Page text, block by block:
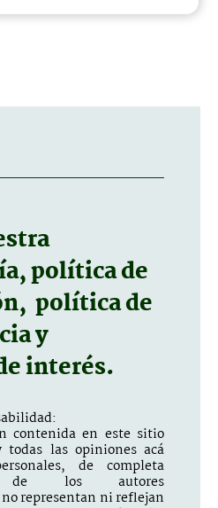
política de
política de
y
interés.
contenida en este sitio
las opiniones acá
de completa
de los autores
representan ni reflejan